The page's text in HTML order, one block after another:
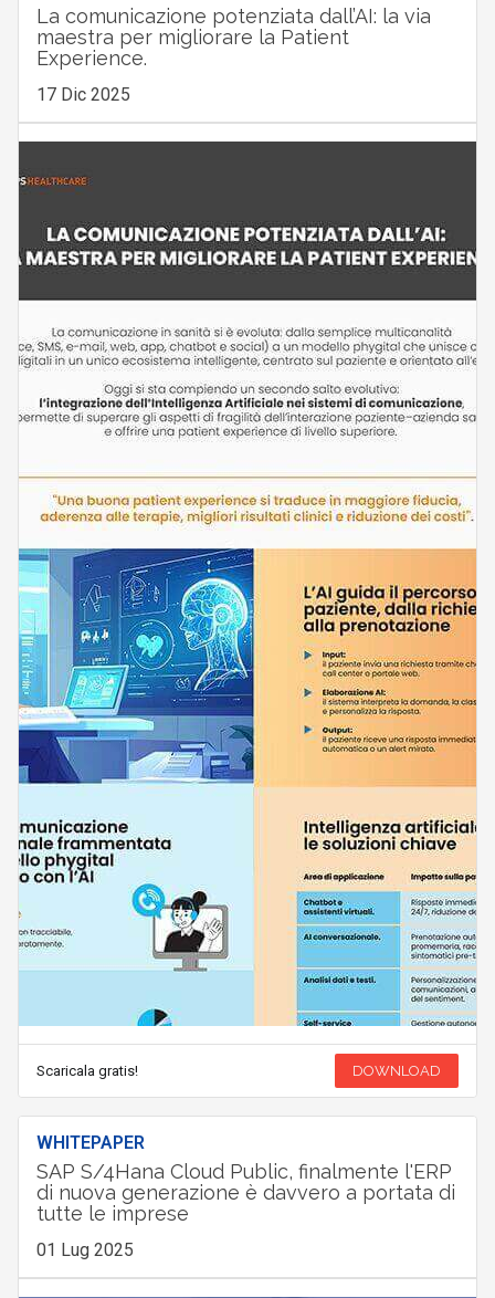
La comunicazione potenziata dall’AI: la via
maestra per migliorare la Patient
Experience.
17 Dic 2025
Scaricala gratis! DOWNLOAD
WHITEPAPER
SAP S/4Hana Cloud Public, finalmente l'ERP
di nuova generazione è davvero a portata di
tutte le imprese
01 Lug 2025